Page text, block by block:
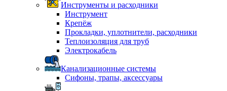
Инструменты и расходники
Инструмент
Крепёж
Прокладки, уплотнители, расходники
Теплоизоляция для труб
Электрокабель
Канализационные системы
Сифоны, трапы, аксессуары